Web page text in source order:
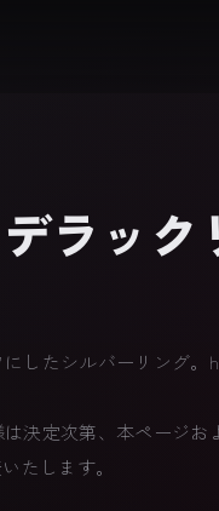
ラック
したシルバーリング。
決定次第、本ページお
たします。